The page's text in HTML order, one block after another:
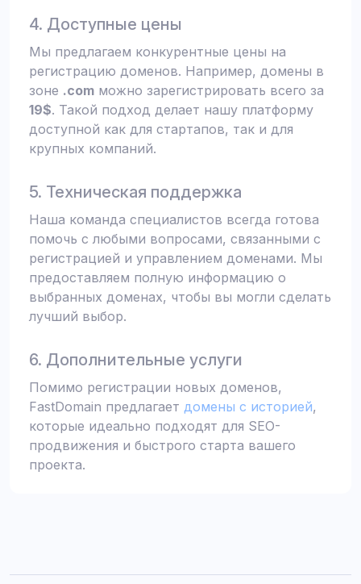
4. Доступные цены
Мы предлагаем конкурентные цены на
регистрацию доменов. Например, домены в
зоне .com можно зарегистрировать всего за
19$. Такой подход делает нашу платформу
доступной как для стартапов, так и для
крупных компаний.
5. Техническая поддержка
Наша команда специалистов всегда готова
помочь с любыми вопросами, связанными с
регистрацией и управлением доменами. Мы
предоставляем полную информацию о
выбранных доменах, чтобы вы могли сделать
лучший выбор.
6. Дополнительные услуги
Помимо регистрации новых доменов,
FastDomain предлагает домены с историей,
которые идеально подходят для SEO-
продвижения и быстрого старта вашего
проекта.